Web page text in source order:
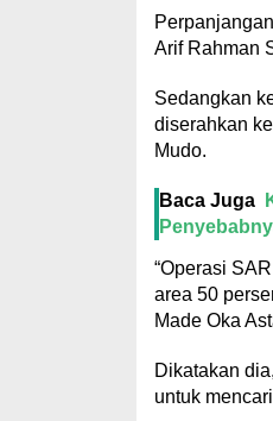
Arif Rahman
Sedangkan
diserahkan
Mudo.
Baca Juga
“Operasi
area 50
Made Oka
Dikatakan
untuk